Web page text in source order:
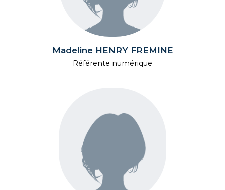
Madeline HENRY FREMINE
Référente numérique